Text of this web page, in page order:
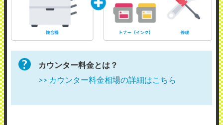
カウンター料金とは？
>> カウンター料金相場の詳細はこちら